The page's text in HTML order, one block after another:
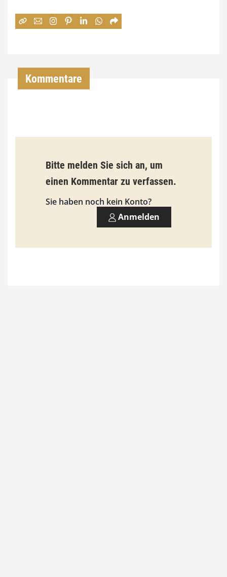
:
€
i
s
9
0
Kommentare
Bitte melden Sie sich an, um
einen Kommentar zu verfassen.
Sie haben noch kein Konto?
Anmelden